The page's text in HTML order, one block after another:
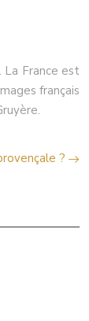
France est
français
?